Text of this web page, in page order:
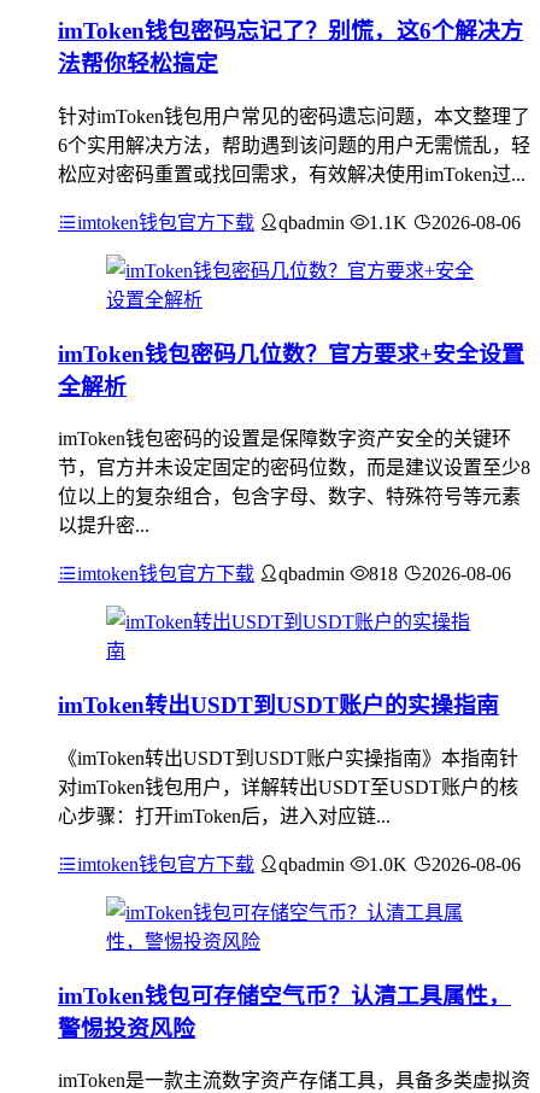
imToken钱包密码忘记了？别慌，这6个解决方
法帮你轻松搞定
针对imToken钱包用户常见的密码遗忘问题，本文整理了
6个实用解决方法，帮助遇到该问题的用户无需慌乱，轻
松应对密码重置或找回需求，有效解决使用imToken过...
imtoken钱包官方下载 qbadmin 1.1K 2026-08-06
imToken钱包密码几位数？官方要求+安全设置
全解析
imToken钱包密码的设置是保障数字资产安全的关键环
节，官方并未设定固定的密码位数，而是建议设置至少8
位以上的复杂组合，包含字母、数字、特殊符号等元素
以提升密...
imtoken钱包官方下载 qbadmin 818 2026-08-06
imToken转出USDT到USDT账户的实操指南
《imToken转出USDT到USDT账户实操指南》本指南针
对imToken钱包用户，详解转出USDT至USDT账户的核
心步骤：打开imToken后，进入对应链...
imtoken钱包官方下载 qbadmin 1.0K 2026-08-06
imToken钱包可存储空气币？认清工具属性，
警惕投资风险
imToken是一款主流数字资产存储工具，具备多类虚拟资